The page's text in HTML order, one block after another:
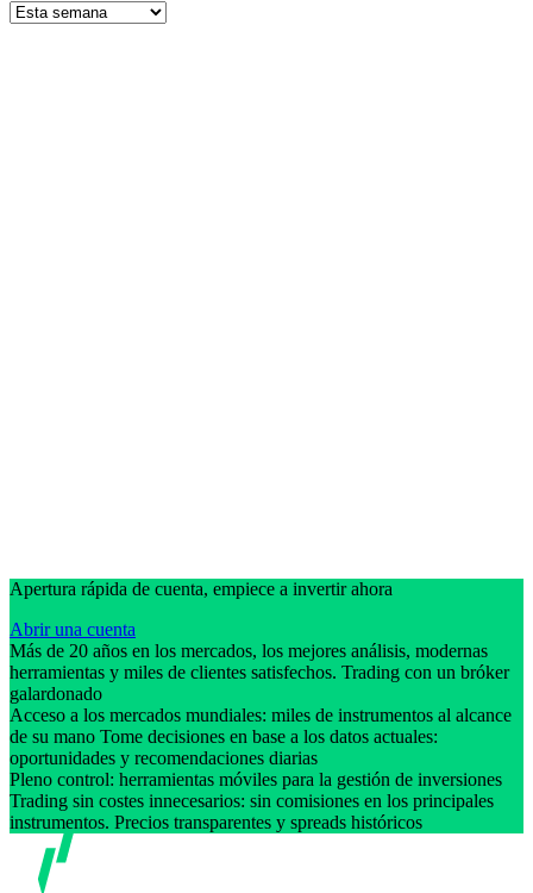
Apertura rápida de cuenta, empiece a invertir ahora
Abrir una cuenta
Más de 20 años en los mercados, los mejores análisis, modernas
herramientas y miles de clientes satisfechos. Trading con un bróker
galardonado
Acceso a los mercados mundiales: miles de instrumentos al alcance
de su mano Tome decisiones en base a los datos actuales:
oportunidades y recomendaciones diarias
Pleno control: herramientas móviles para la gestión de inversiones
Trading sin costes innecesarios: sin comisiones en los principales
instrumentos. Precios transparentes y spreads históricos